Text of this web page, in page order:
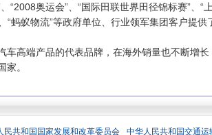
“2008奥运会”、“国际田联世界田径锦标赛”、“
“蚂蚁物流”等政府单位、行业领军集团客户提
高端产品的代表品牌，在海外销量也不断增长
家。
民共和国国家发展和改革委员会
中华人民共和国交通运